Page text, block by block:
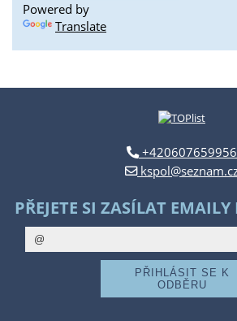
Powered by
Translate
+420607659956
PŘEJETE SI ZASÍLAT EMAILY